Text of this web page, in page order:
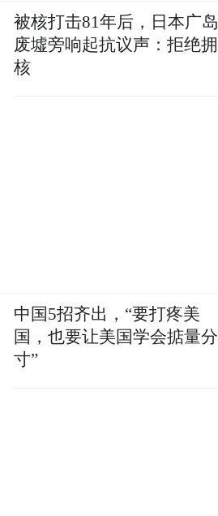
被核打击81年后，日本广岛
废墟旁响起抗议声：拒绝拥
核
中国5招齐出，“要打疼美
国，也要让美国学会掂量分
寸”